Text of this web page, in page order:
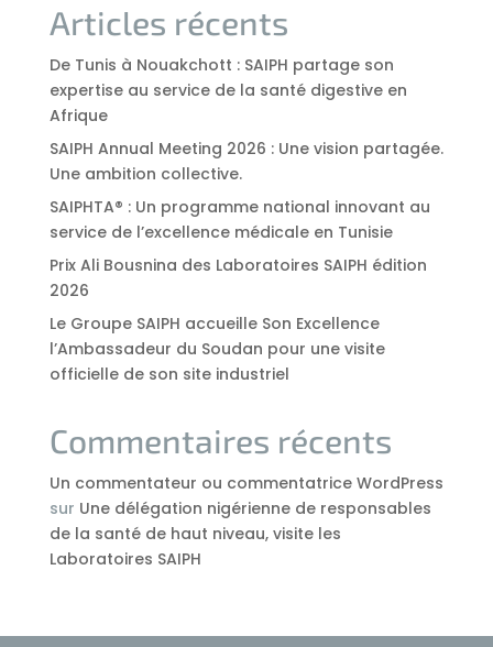
Articles récents
De Tunis à Nouakchott : SAIPH partage son
expertise au service de la santé digestive en
Afrique
SAIPH Annual Meeting 2026 : Une vision partagée.
Une ambition collective.
SAIPHTA® : Un programme national innovant au
service de l’excellence médicale en Tunisie
Prix Ali Bousnina des Laboratoires SAIPH édition
2026
Le Groupe SAIPH accueille Son Excellence
l’Ambassadeur du Soudan pour une visite
officielle de son site industriel
Commentaires récents
Un commentateur ou commentatrice WordPress
sur Une délégation nigérienne de responsables
de la santé de haut niveau, visite les
Laboratoires SAIPH